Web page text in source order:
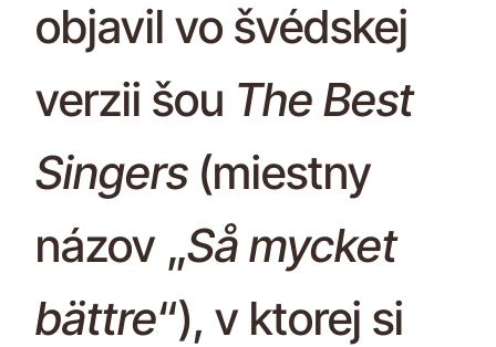
objavil vo švédskej
verzii šou The Best
Singers (miestny
názov „Så mycket
bättre“), v ktorej si